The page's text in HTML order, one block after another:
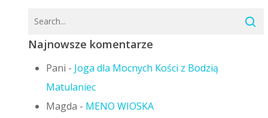
Najnowsze komentarze
Pani - Joga dla Mocnych Kości z Bodzią
Matulaniec
Magda - MENO WIOSKA